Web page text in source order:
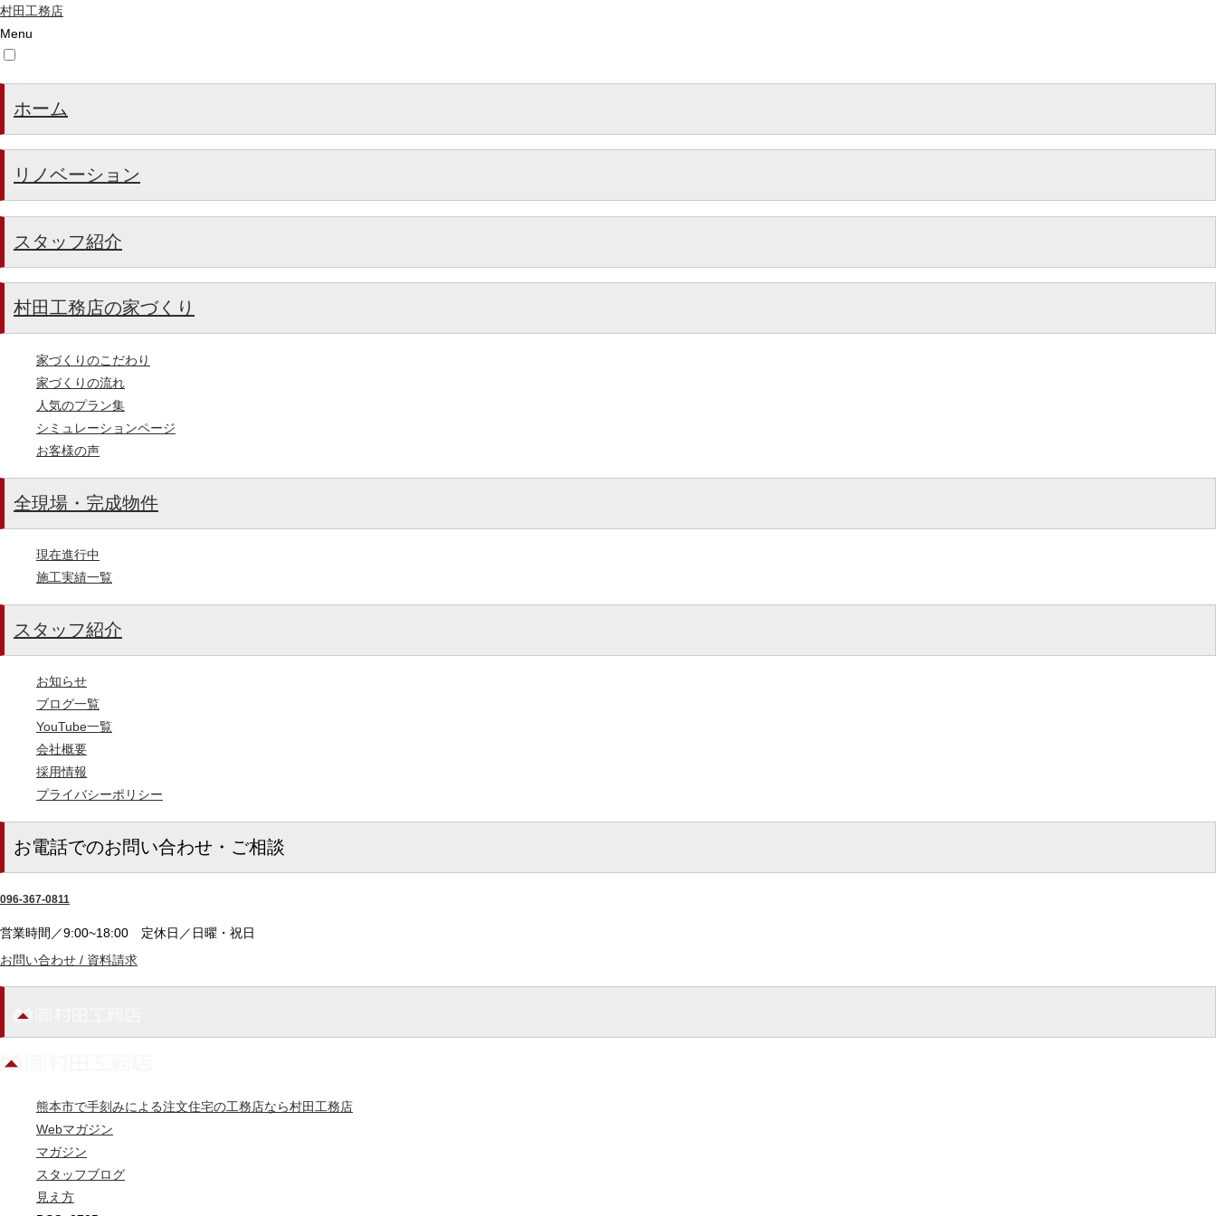
村田工務店
Menu
ホーム
リノベーション
スタッフ紹介
村田工務店の家づくり
家づくりのこだわり
家づくりの流れ
人気のプラン集
シミュレーションページ
お客様の声
全現場・完成物件
現在進行中
施工実績一覧
スタッフ紹介
お知らせ
ブログ一覧
YouTube一覧
会社概要
採用情報
プライバシーポリシー
お電話でのお問い合わせ・ご相談
096-367-0811
営業時間／9:00~18:00 定休日／日曜・祝日
お問い合わせ / 資料請求
熊本市で手刻みによる注文住宅の工務店なら村田工務店
Webマガジン
マガジン
スタッフブログ
見え方